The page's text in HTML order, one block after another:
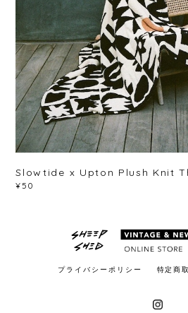
Slowtide x Upton Plush Knit
¥50
プライバシーポリシー 特定商